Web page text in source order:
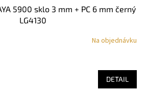
LG4130
Na objednávku
DETAIL